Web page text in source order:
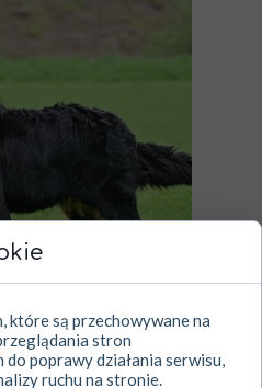
które są przechowywane na
stron
poprawy działania serwisu,
ruchu na stronie.